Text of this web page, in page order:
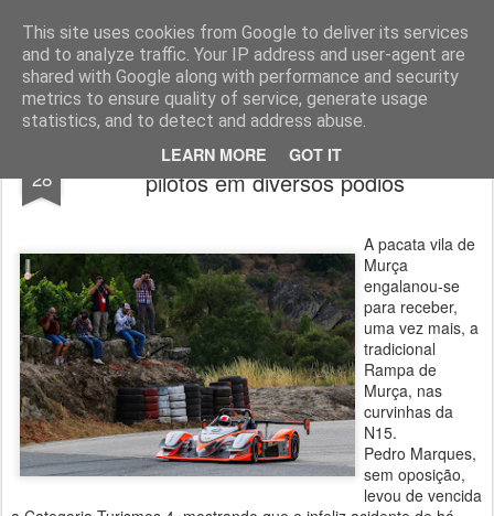
This site uses cookies from Google to deliver its services
and to analyze traffic. Your IP address and user-agent are
shared with Google along with performance and security
metrics to ensure quality of service, generate usage
statistics, and to detect and address abuse.
LEARN MORE GOT IT
ROADGALAXY - Media Center
28
Murça: Vettra Motorsport e os seus
pilotos em diversos pódios
A pacata vila de
Murça
engalanou-se
para receber,
uma vez mais, a
tradicional
Rampa de
Murça, nas
curvinhas da
N15.
Pedro Marques,
sem oposição,
levou de vencida